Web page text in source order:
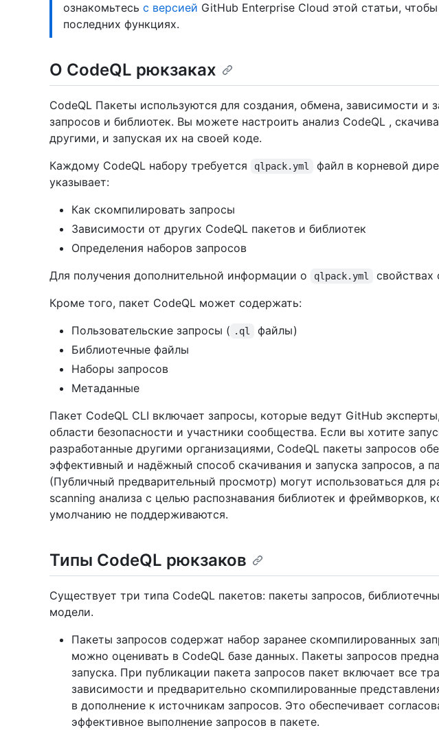
ознакомьтесь с версией GitHub Enterprise Cloud этой статьи, чтобы
последних функциях.
О CodeQL рюкзаках
CodeQL Пакеты используются для создания, обмена, зависимости и
запросов и библиотек. Вы можете настроить анализ CodeQL ,
другими, и запуская их на своей коде.
Каждому CodeQL набору требуется
qlpack.yml
файл в корневой
указывает:
Как скомпилировать запросы
Зависимости от других CodeQL пакетов и библиотек
Определения наборов запросов
Для получения дополнительной информации о
qlpack.yml свойствах
Кроме того, пакет CodeQL может содержать:
Пользовательские запросы ( .ql
файлы)
Библиотечные файлы
Наборы запросов
Метаданные
Пакет CodeQL CLI включает запросы, которые ведут GitHub
области безопасности и участники сообщества. Если вы хотите
разработанные другими организациями, CodeQL пакеты запросов
эффективный и надёжный способ скачивания и запуска запросов, а
(Публичный предварительный просмотр) могут использоваться для
scanning анализа с целью распознавания библиотек и фреймворков,
умолчанию не поддерживаются.
Типы CodeQL рюкзаков
Существует три типа CodeQL пакетов: пакеты запросов,
модели.
Пакеты запросов содержат набор заранее скомпилированных
можно оценивать в CodeQL базе данных. Пакеты запросов
запуска. При публикации пакета запросов пакет включает все
зависимости и предварительно скомпилированные
в дополнение к источникам запросов. Это обеспечивает
эффективное выполнение запросов в пакете.